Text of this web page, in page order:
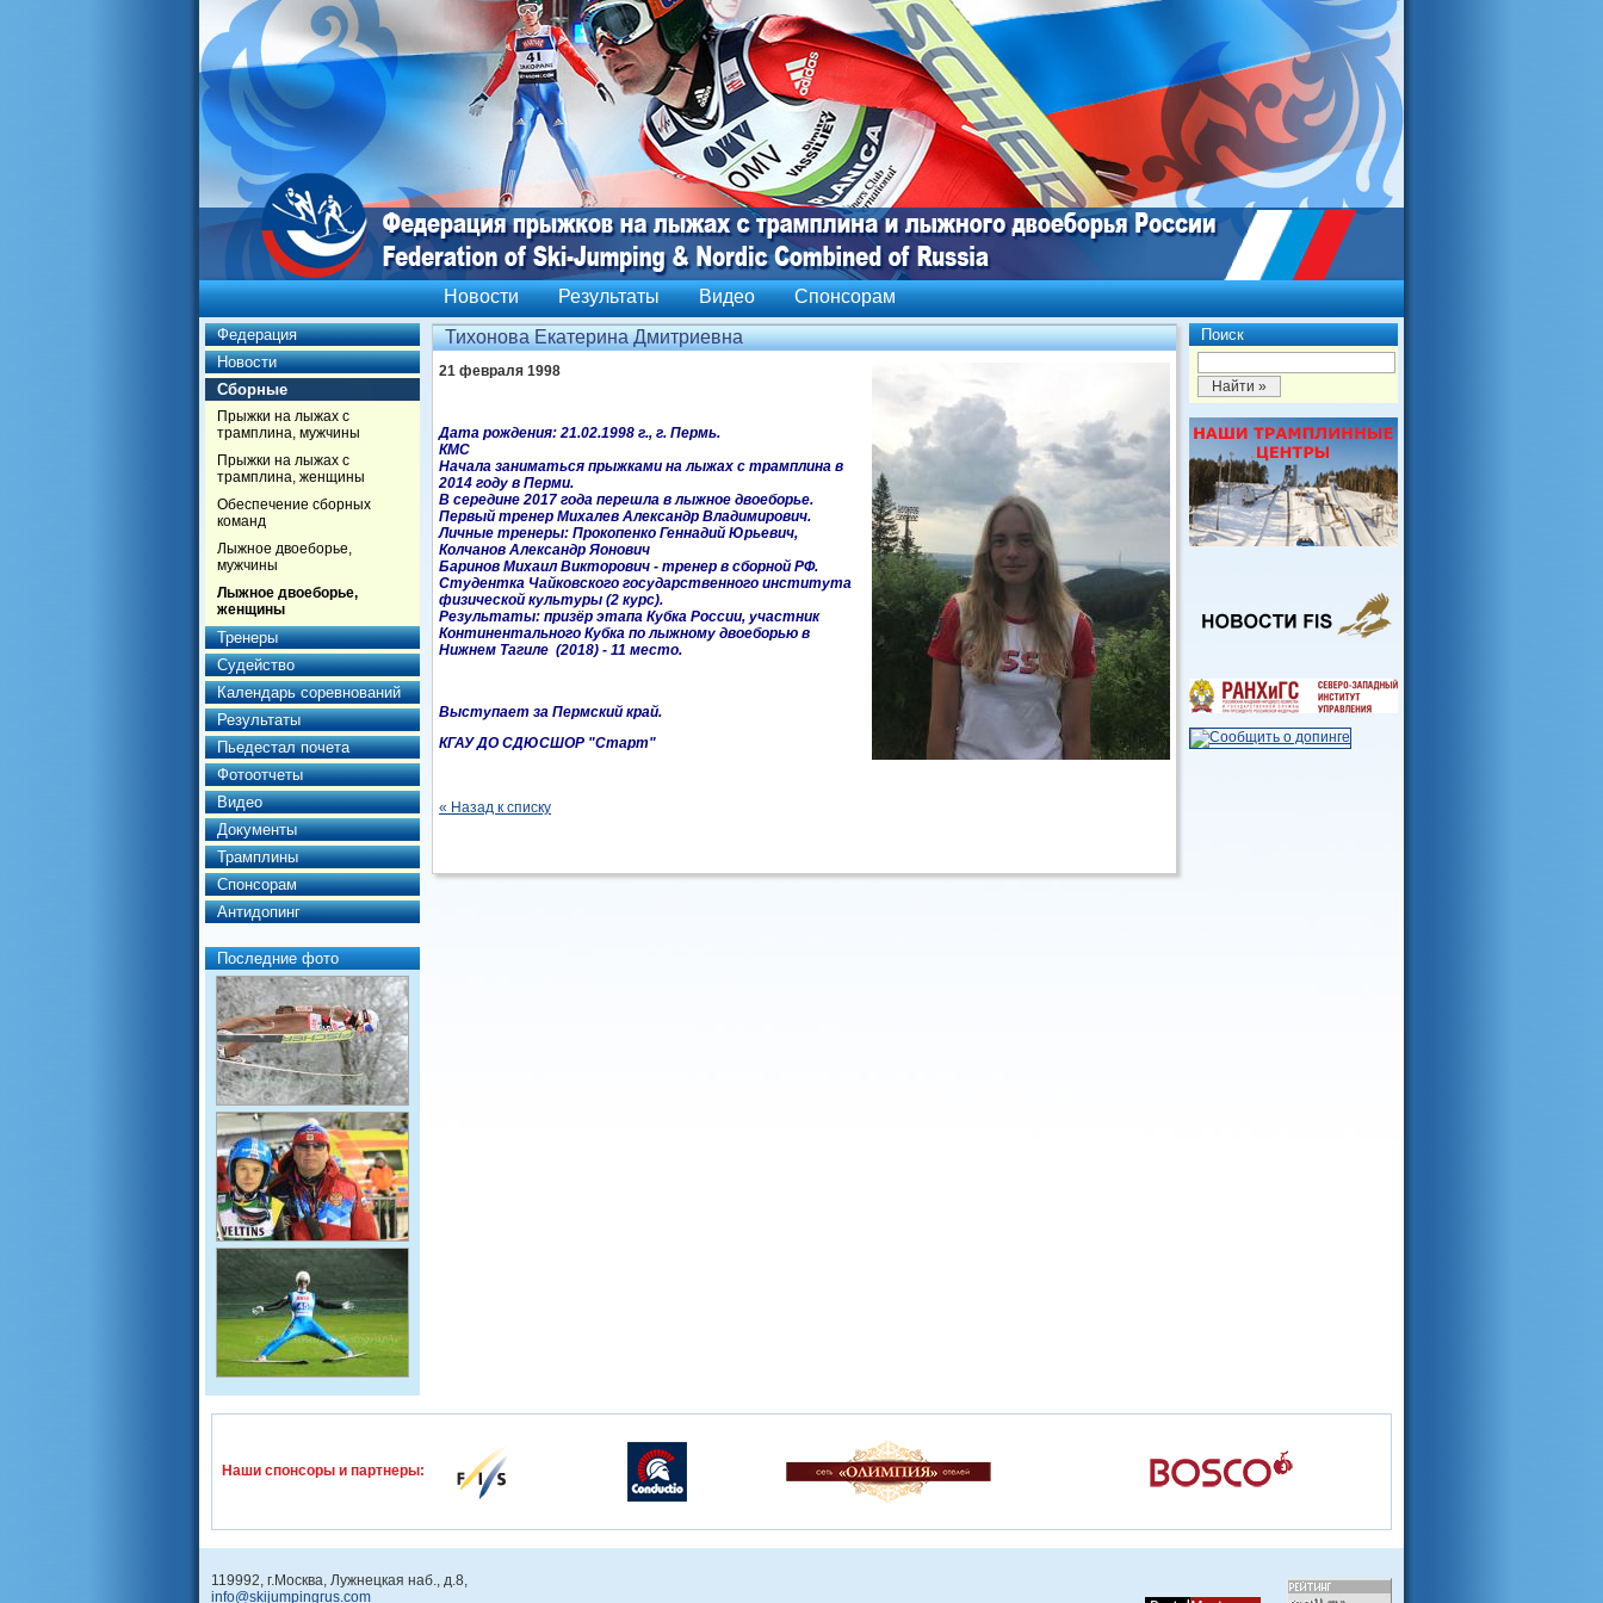
Новости Результаты Видео Спонсорам
Федерация
Новости
Сборные
Прыжки на лыжах с
трамплина, мужчины
Прыжки на лыжах с
трамплина, женщины
Обеспечение сборных
команд
Лыжное двоеборье,
мужчины
Лыжное двоеборье,
женщины
Тренеры
Судейство
Календарь соревнований
Результаты
Пьедестал почета
Фотоотчеты
Видео
Документы
Трамплины
Спонсорам
Антидопинг
Последние фото
Поиск
Тихонова Екатерина Дмитриевна
21 февраля 1998
Дата рождения: 21.02.1998 г., г. Пермь.
КМС
Начала заниматься прыжками на лыжах с трамплина в
2014 году в Перми.
В середине 2017 года перешла в лыжное двоеборье.
Первый тренер Михалев Александр Владимирович.
Личные тренеры: Прокопенко Геннадий Юрьевич,
Колчанов Александр Яонович
Баринов Михаил Викторович - тренер в сборной РФ.
Студентка Чайковского государственного института
физической культуры (2 курс).
Результаты: призёр этапа Кубка России, участник
Континентального Кубка по лыжному двоеборью в
Нижнем Тагиле (2018) - 11 место.
Выступает за Пермский край.
КГАУ ДО СДЮСШОР "Старт"
« Назад к списку
Наши спонcоры и партнеры:
119992, г.Москва, Лужнецкая наб., д.8,
info@skijumpingrus.com